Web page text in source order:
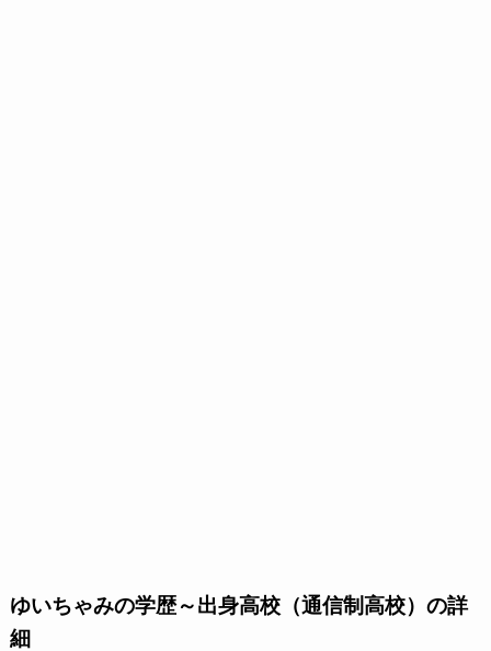
ゆいちゃみの学歴～出身高校（通信制高校）の詳
細